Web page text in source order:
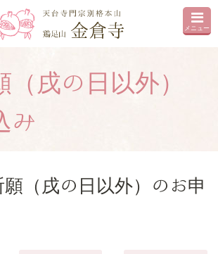
メニュー
（戌の日以外）
み
願（戌の日以外）のお申